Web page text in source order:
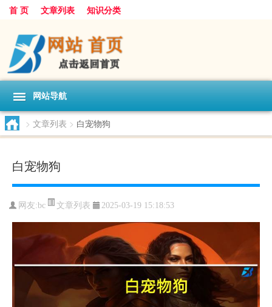
首 页 文章列表 知识分类
网站导航
> 文章列表 > 白宠物狗
白宠物狗
网友:bc 文章列表 2025-03-19 15:18:53